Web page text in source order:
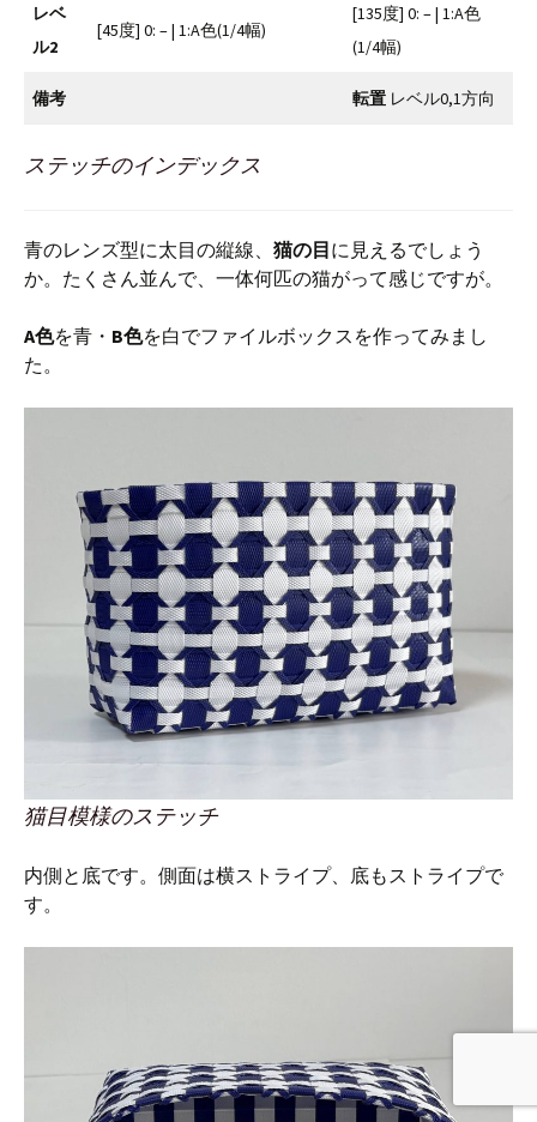
レベ
ル2
[45度] 0: – | 1:A色(1/4幅)
[135度] 0: – | 1:A色
(1/4幅)
備考 転置 レベル0,1方向
ステッチのインデックス
青のレンズ型に太目の縦線、 猫の目に見えるでしょう
か。たくさん並んで、一体何匹の猫がって感じですが。
A色を青・ B色を白でファイルボックスを作ってみまし
た。
猫目模様のステッチ
内側と底です。側面は横ストライプ、底もストライプで
す。